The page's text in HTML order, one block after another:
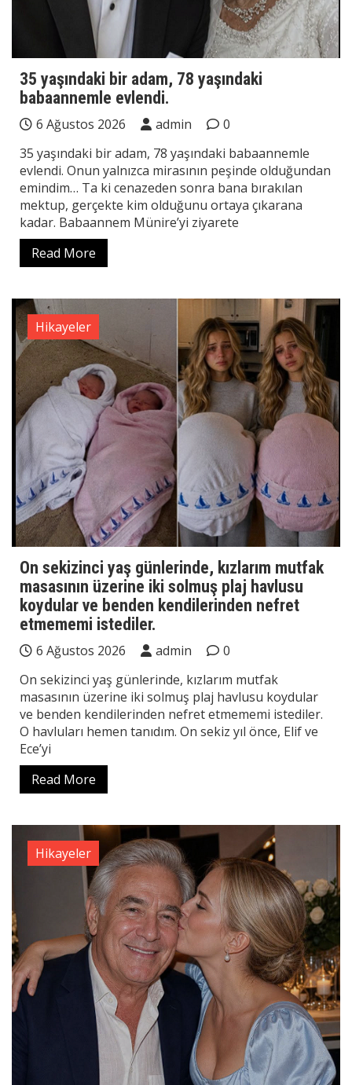
35 yaşındaki bir adam, 78 yaşındaki
babaannemle evlendi.
6 Ağustos 2026 admin
0
35 yaşındaki bir adam, 78 yaşındaki babaannemle
evlendi. Onun yalnızca mirasının peşinde olduğundan
emindim… Ta ki cenazeden sonra bana bırakılan
mektup, gerçekte kim olduğunu ortaya çıkarana
kadar. Babaannem Münire’yi ziyarete
Read More
Hikayeler
On sekizinci yaş günlerinde, kızlarım mutfak
masasının üzerine iki solmuş plaj havlusu
koydular ve benden kendilerinden nefret
etmememi istediler.
6 Ağustos 2026 admin
0
On sekizinci yaş günlerinde, kızlarım mutfak
masasının üzerine iki solmuş plaj havlusu koydular
ve benden kendilerinden nefret etmememi istediler.
O havluları hemen tanıdım. On sekiz yıl önce, Elif ve
Ece’yi
Read More
Hikayeler